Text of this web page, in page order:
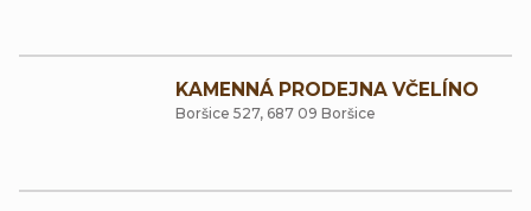
KAMENNÁ PRODEJNA VČELÍNO
Boršice 527, 687 09 Boršice